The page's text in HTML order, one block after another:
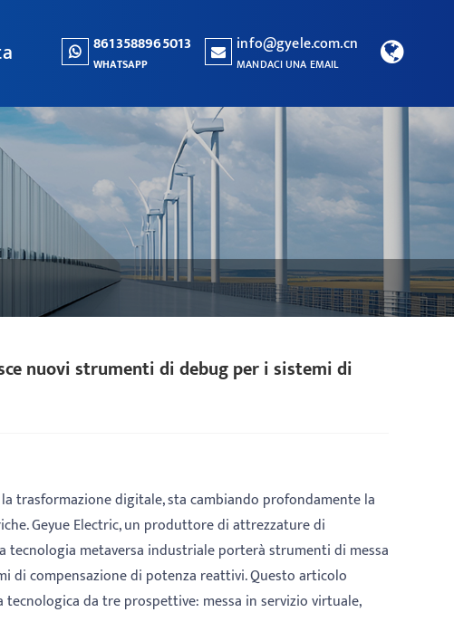
8613588965013
WHATSAPP
info@gyele.com.cn
MANDACI UNA EMAIL
nuovi strumenti di debug per i sistemi di
trasformazione digitale, sta cambiando profondamente la
Geyue Electric, un produttore di attrezzature di
tecnologia metaversa industriale porterà strumenti di messa
di compensazione di potenza reattivi. Questo articolo
da tre prospettive: messa in servizio virtuale,